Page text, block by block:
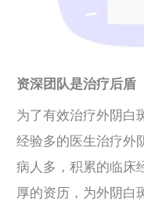
资深团队是治疗后盾
为了有效治疗外阴白
经验多的医生治疗外
病人多，积累的临床
厚的资历，为外阴白